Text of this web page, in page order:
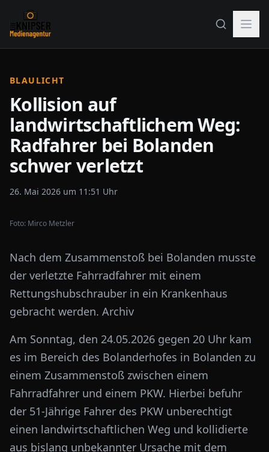
BLAULICHT
Kollision auf
landwirtschaftlichem Weg:
Radfahrer bei Bolanden
schwer verletzt
26. Mai 2026 um 11:51 Uhr
Foto: Mirco Metzler
Nach dem Zusammenstoß bei Bolanden musste
der verletzte Fahrradfahrer mit einem
Rettungshubschrauber in ein Krankenhaus
gebracht werden. Archiv
Am Sonntag, den 24.05.2026 gegen 20 Uhr kam
es im Bereich des Bolanderhofes in Bolanden zu
einem Zusammenstoß zwischen einem
Fahrradfahrer und einem PKW. Hierbei befuhr
der 51-Jährige Fahrer des PKW unberechtigt
einen landwirtschaftlichen Weg und kollidierte
aus bislang unbekannter Ursache mit dem